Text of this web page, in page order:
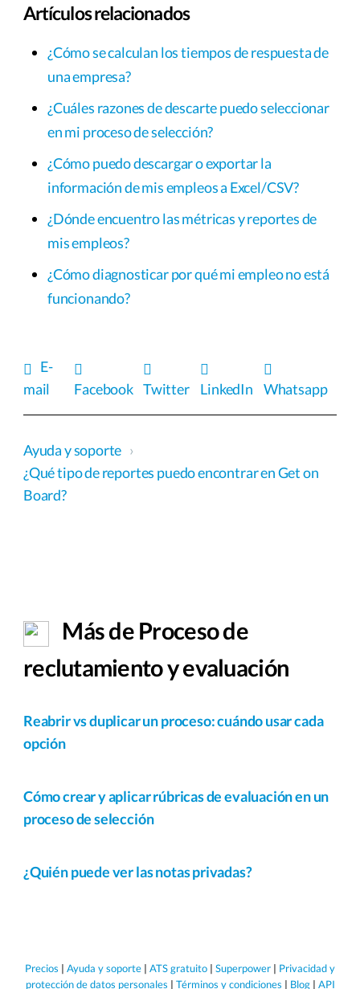
Artículos relacionados
¿Cómo se calculan los tiempos de respuesta de
una empresa?
¿Cuáles razones de descarte puedo seleccionar
en mi proceso de selección?
¿Cómo puedo descargar o exportar la
información de mis empleos a Excel/CSV?
¿Dónde encuentro las métricas y reportes de
mis empleos?
¿Cómo diagnosticar por qué mi empleo no está
funcionando?
E-
mail
Facebook Twitter LinkedIn Whatsapp
Ayuda y soporte ›
¿Qué tipo de reportes puedo encontrar en Get on
Board?
Más de Proceso de
reclutamiento y evaluación
Reabrir vs duplicar un proceso: cuándo usar cada
opción
Cómo crear y aplicar rúbricas de evaluación en un
proceso de selección
¿Quién puede ver las notas privadas?
Precios | Ayuda y soporte | ATS gratuito | Superpower | Privacidad y
protección de datos personales | Términos y condiciones | Blog| API